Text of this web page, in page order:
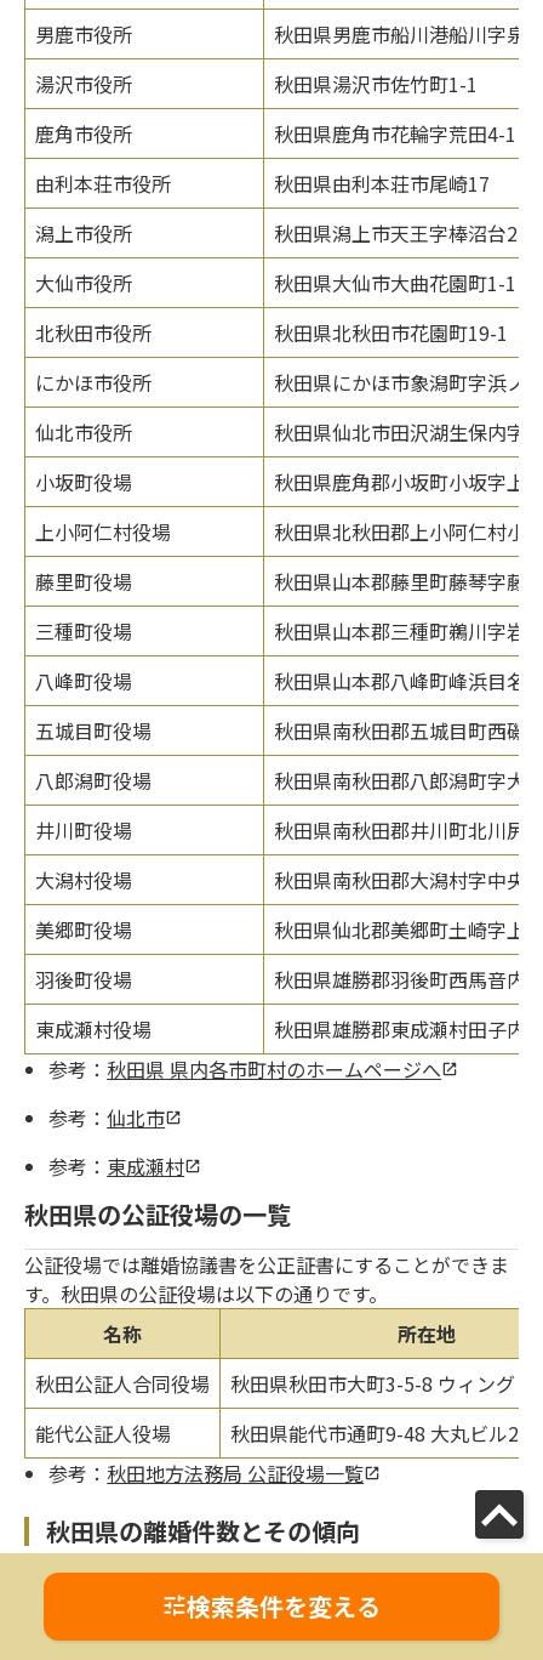
男鹿市役所
秋田県男鹿市船川港船川字泉
湯沢市役所
秋田県湯沢市佐竹町1-1
鹿角市役所
秋田県鹿角市花輪字荒田4-1
由利本荘市役所
秋田県由利本荘市尾崎17
潟上市役所
秋田県潟上市天王字棒沼台
大仙市役所
秋田県大仙市大曲花園町1-1
北秋田市役所
秋田県北秋田市花園町19-1
にかほ市役所
秋田県にかほ市象潟町字浜ノ
仙北市役所
秋田県仙北市田沢湖生保内字
小坂町役場
秋田県鹿角郡小坂町小坂字上
上小阿仁村役場
秋田県北秋田郡上小阿仁村小
藤里町役場
秋田県山本郡藤里町藤琴字藤
三種町役場
秋田県山本郡三種町鵜川字岩
八峰町役場
秋田県山本郡八峰町峰浜目名
五城目町役場
秋田県南秋田郡五城目町西磯
八郎潟町役場
秋田県南秋田郡八郎潟町字大
井川町役場
秋田県南秋田郡井川町北川尻
大潟村役場
秋田県南秋田郡大潟村字中央
美郷町役場
秋田県仙北郡美郷町土崎字上
羽後町役場
秋田県雄勝郡羽後町西馬音内
東成瀬村役場
秋田県雄勝郡東成瀬村田子内
参考： 秋田県 県内各市町村のホームページへ
参考：仙北市
参考： 東成瀬村
秋田県の公証役場の一覧
公証役場では離婚協議書を公正証書にすることができま
す。秋田県の公証役場は以下の通りです。
名称
所在地
秋田公証人合同役場
秋田県秋田市大町3-5-8 ウィング・
能代公証人役場
秋田県能代市通町9-48 大丸ビル2階
参考： 秋田地方法務局 公証役場一覧
秋田県の離婚件数とその傾向
令和5年1月から令和5年12月までの一年間で、全国にお
ける離婚件数は187,798組となっており前年度の183,103
組より微増する結果となりました。令和5年の秋田県の
検索条件を変える